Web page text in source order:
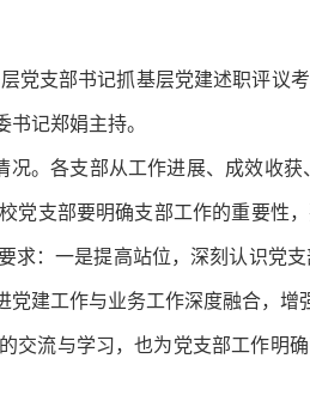
党支部书记抓基层党建述职评议
记郑娟主持。
。各支部从工作进展、成效收获
党支部要明确支部工作的重要性
：一是提高站位，深刻认识党
建工作与业务工作深度融合，增
交流与学习，也为党支部工作明